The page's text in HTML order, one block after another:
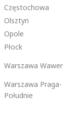
Częstochowa
Olsztyn
Opole
Płock
Warszawa Wawer
Warszawa Praga-
Południe